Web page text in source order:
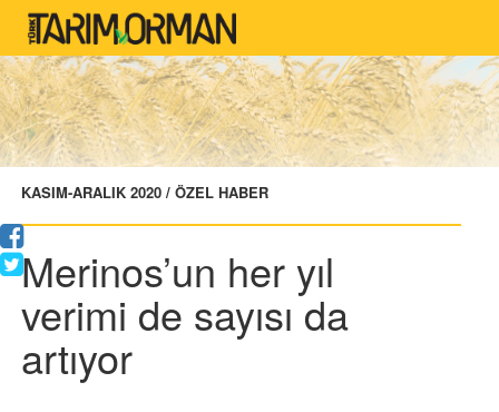
KASIM-ARALIK 2020 / ÖZEL HABER
Merinos’un her yıl
verimi de sayısı da
artıyor